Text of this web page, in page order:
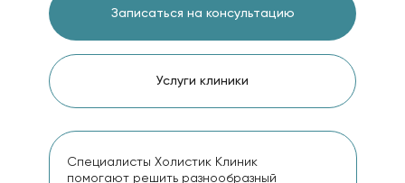
Специалисты Холистик Клиник
помогают решить разнообразный
Записаться на консультацию
Услуги клиники